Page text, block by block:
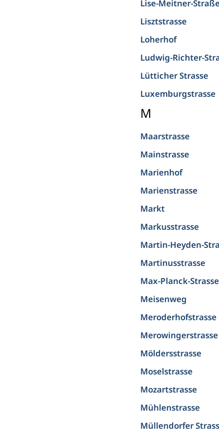
Lise-Meitner-Straße
Lisztstrasse
Loherhof
Ludwig-Richter-
Lütticher Strasse
Luxemburgstrasse
M
Maarstrasse
Mainstrasse
Marienhof
Marienstrasse
Markt
Markusstrasse
Martin-Heyden-
Martinusstrasse
Max-Planck-Strasse
Meisenweg
Meroderhofstrasse
Merowingerstrasse
Möldersstrasse
Moselstrasse
Mozartstrasse
Mühlenstrasse
Müllendorfer